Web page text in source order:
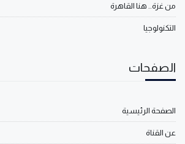
من غزة.. هنا القاهرة
التكنولوجيا
الصفحات
الصفحة الرئيسية
عن القناة